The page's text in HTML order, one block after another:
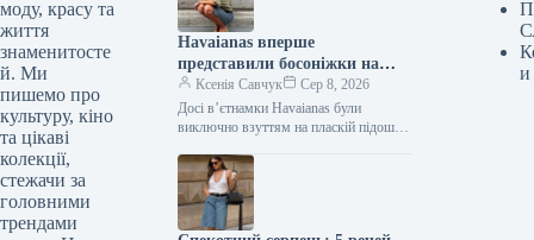
моду, красу та
життя
знаменитосте
й. Ми
пишемо про
культуру, кіно
та цікаві
колекції,
стежачи за
головними
трендами
Havaianas вперше
представили босоніжки на
підборах — і це
найнеочікуваніше взуття 2027
року
Ксенія Савчук
Сер 8, 2026
Досі вʼєтнамки Havaianas були
виключно взуттям на пласкій підошві.
вперше з’явилися на підборах. Нову
модель представили…
и